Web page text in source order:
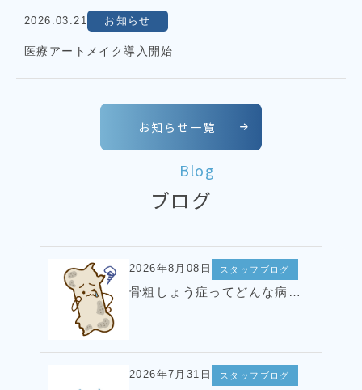
2026.03.21 お知らせ
医療アートメイク導入開始
お知らせ一覧
Blog
ブログ
2026年8月08日 スタッフブログ
骨粗しょう症ってどんな病気？
2026年7月31日 スタッフブログ